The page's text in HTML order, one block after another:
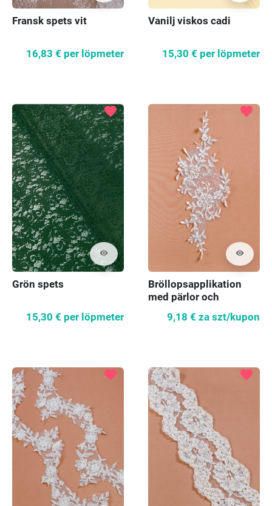
Fransk spets vit
16,83 € per löpmeter
Vanilj viskos cadi
15,30 € per löpmeter
visibility
favorite
Grön spets
15,30 € per löpmeter
visibility
favorite
Bröllopsapplikation
med pärlor och
9,18 € za szt/kupon
favorite favorite